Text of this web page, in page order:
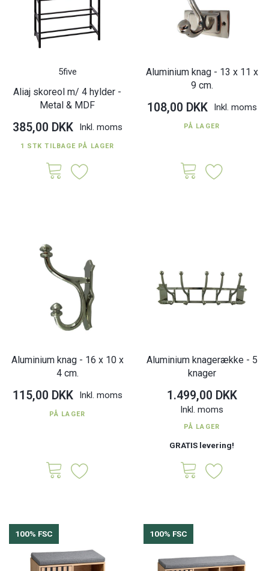
5five
Aliaj skoreol m/ 4 hylder -
Metal & MDF
385,00 DKK Inkl. moms
1 STK TILBAGE PÅ LAGER
Aluminium knag - 13 x 11 x
9 cm.
108,00 DKK Inkl. moms
PÅ LAGER
Aluminium knag - 16 x 10 x
4 cm.
115,00 DKK Inkl. moms
PÅ LAGER
Aluminium knagerække - 5
knager
1.499,00 DKK
Inkl. moms
PÅ LAGER
GRATIS levering!
100% FSC 100% FSC